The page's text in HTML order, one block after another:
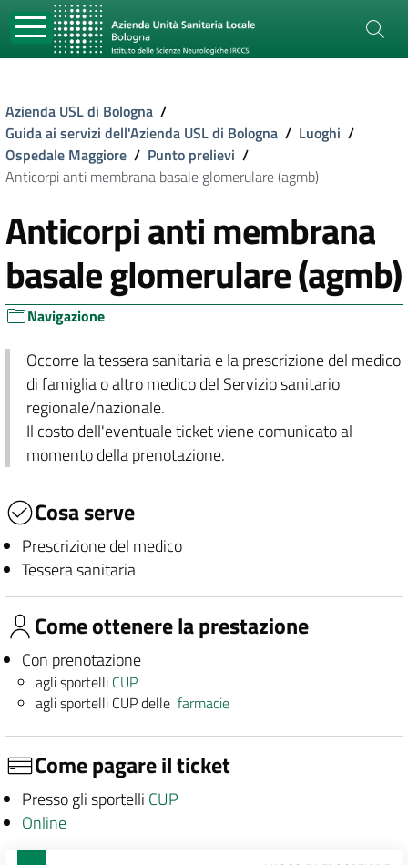
Azienda USL di Bologna /
Guida ai servizi dell'Azienda USL di Bologna / Luoghi /
Ospedale Maggiore / Punto prelievi /
Anticorpi anti membrana basale glomerulare (agmb)
Anticorpi anti membrana
basale glomerulare (agmb)
Navigazione
Occorre la tessera sanitaria e la prescrizione del medico
di famiglia o altro medico del Servizio sanitario
regionale/nazionale.
Il costo dell'eventuale ticket viene comunicato al
momento della prenotazione.
Cosa serve
Prescrizione del medico
Tessera sanitaria
Come ottenere la prestazione
Con prenotazione
agli sportelli CUP
agli sportelli CUP dellefarmacie
Come pagare il ticket
Presso gli sportelli CUP
Online